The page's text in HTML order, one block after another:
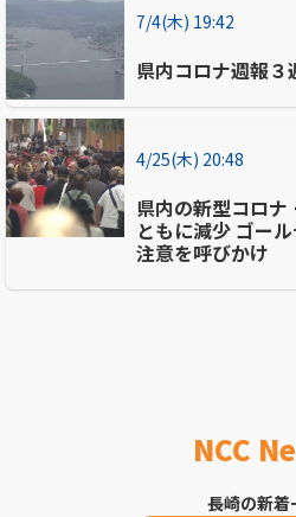
7/4(木) 19:42
県内コロナ週報３
4/25(木) 20:48
県内の新型コロ
ともに減少 ゴー
注意を呼びかけ
NCC
長崎の新着